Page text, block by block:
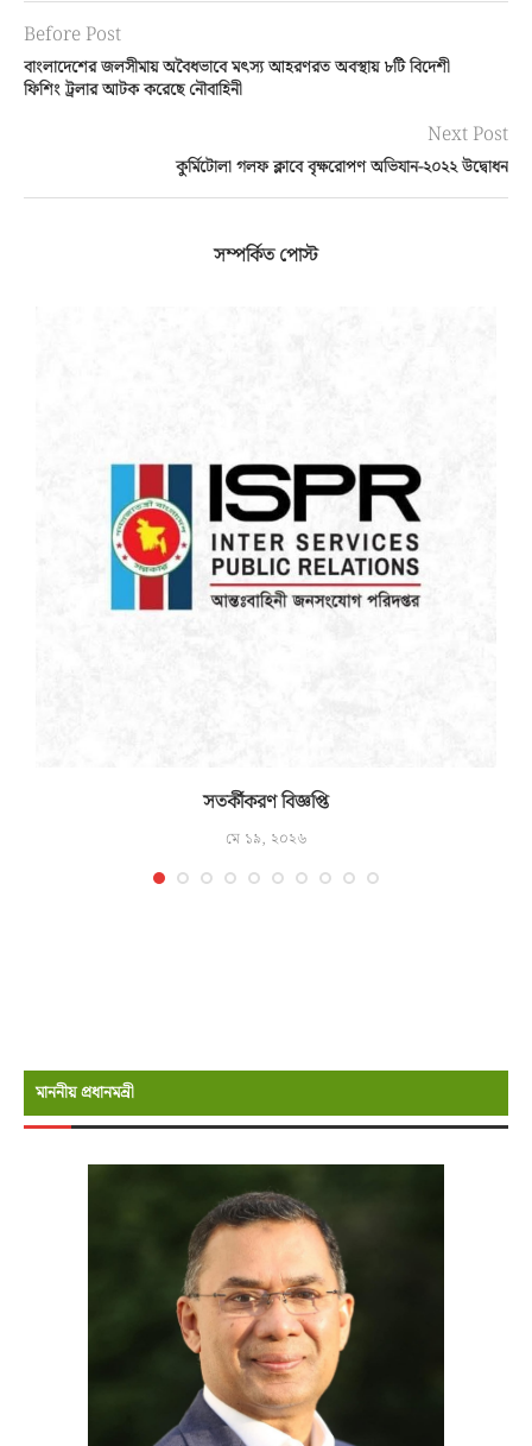
Before Post
বাংলাদেশের জলসীমায় অবৈধভাবে মৎস্য আহরণরত অবস্থায় ৮টি বিদেশী
ফিশিং ট্রলার আটক করেছে নৌবাহিনী
Next Post
কুর্মিটোলা গলফ ক্লাবে বৃক্ষরোপণ অভিযান-২০২২ উদ্বোধন
সম্পর্কিত পোস্ট
সতর্কীকরণ বিজ্ঞপ্তি
মে ১৯, ২০২৬
মাননীয় প্রধানমন্রী